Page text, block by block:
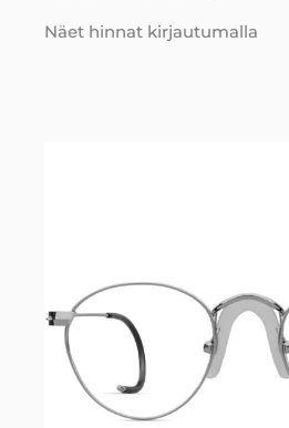
Näet hinnat kirjautumalla